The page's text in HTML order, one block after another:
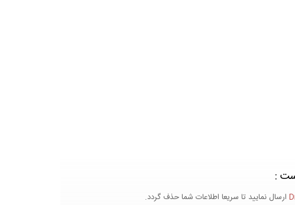
:
ارسال نمایید تا سریعا اطلاعات شما حذف گردد.